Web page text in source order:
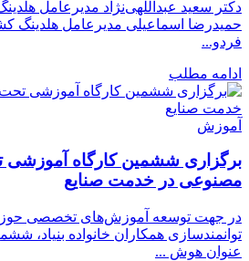
دکتر سعید عبداللهی‌نژاد مدیرعامل
حمیدرضا اسماعیلی مدیرعامل هلدینگ
فردو...
ادامه مطلب
آموزش
برگزاری ششمین کارگاه
مصنوعی در خدمت صنایع
در جهت توسعه آموزش‌های تخصصی حوزه
توانمندسازی همکاران خانواده بنیاد،
عنوان هوش ...